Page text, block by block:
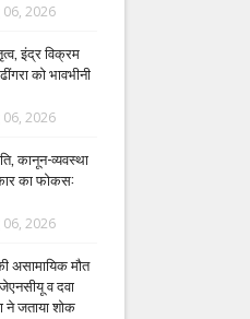
06, 2026
इंद्र विक्रम
को भावभीनी
06, 2026
कानून-व्यवस्था
का फोकस:
06, 2026
असामायिक मौत
व दवा
ने जताया शोक